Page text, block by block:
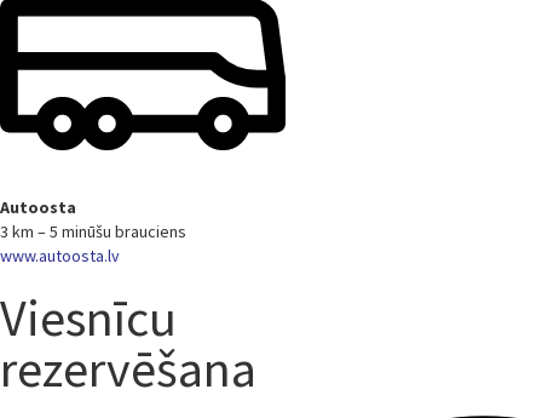
Autoosta
3 km – 5 minūšu brauciens
www.autoosta.lv
Viesnīcu
rezervēšana